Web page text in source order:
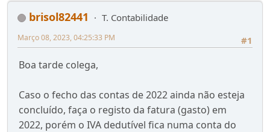
brisol82441
T. Contabilidade
#1
Março 08, 2023, 04:25:33 PM
Boa tarde colega,
Caso o fecho das contas de 2022 ainda não esteja
concluído, faça o registo da fatura (gasto) em
2022, porém o IVA dedutível fica numa conta do